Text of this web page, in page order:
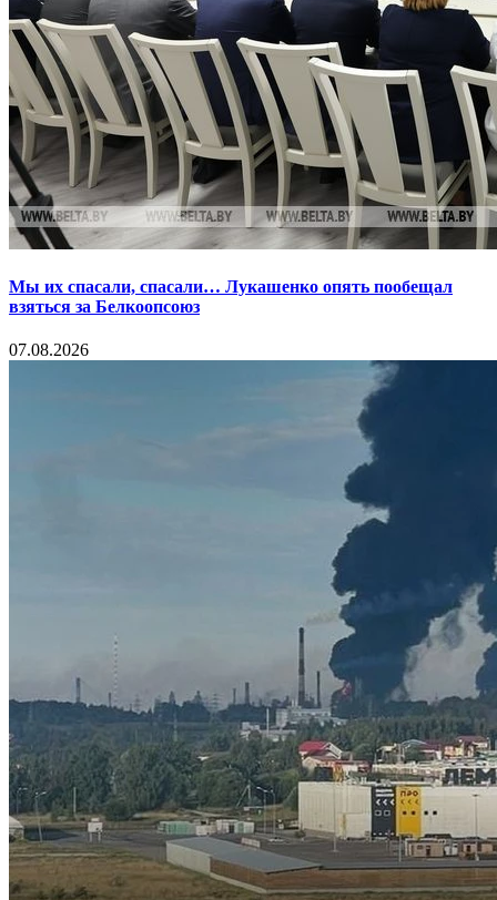
Мы их спасали, спасали… Лукашенко опять пообещал
взяться за Белкоопсоюз
07.08.2026